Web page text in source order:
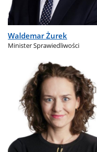
Waldemar Żurek
Minister Sprawiedliwości